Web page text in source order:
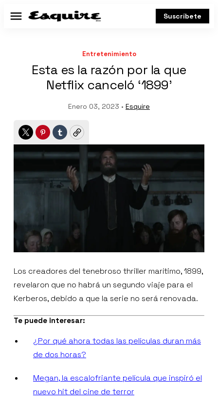
Menú Suscríbete
Entretenimiento
Esta es la razón por la que
Netflix canceló ‘1899’
Enero 03, 2023 • Esquire
TwitterPinterest
TumblrCopy
Los creadores del tenebroso thriller marítimo, 1899,
revelaron que no habrá un segundo viaje para el
Kerberos, debido a que la serie no será renovada.
Te puede interesar:
¿Por qué ahora todas las películas duran más
de dos horas?
Megan, la escalofriante película que inspiró el
nuevo hit del cine de terror